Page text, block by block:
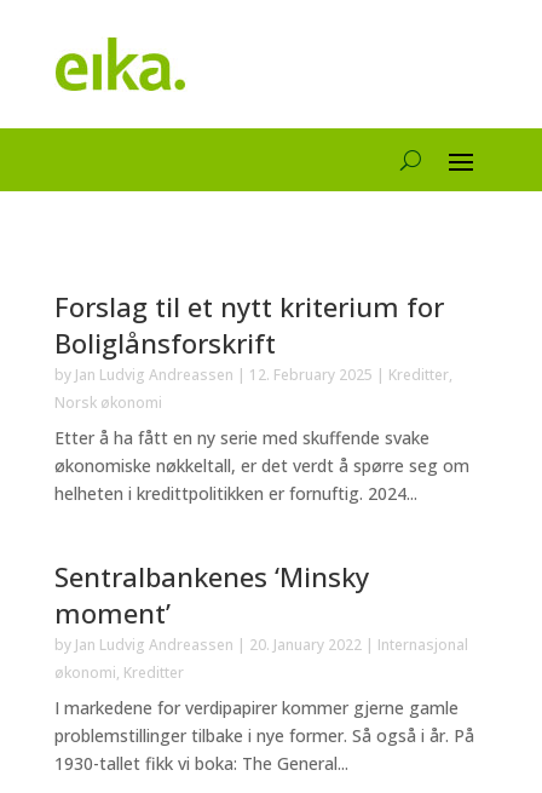
Forslag til et nytt kriterium for
Boliglånsforskrift
by Jan Ludvig Andreassen | 12. February 2025 | Kreditter,
Norsk økonomi
Etter å ha fått en ny serie med skuffende svake
økonomiske nøkkeltall, er det verdt å spørre seg om
helheten i kredittpolitikken er fornuftig. 2024...
Sentralbankenes ‘Minsky
moment’
by Jan Ludvig Andreassen | 20. January 2022| Internasjonal
økonomi, Kreditter
I markedene for verdipapirer kommer gjerne gamle
problemstillinger tilbake i nye former. Så også i år. På
1930-tallet fikk vi boka: The General...